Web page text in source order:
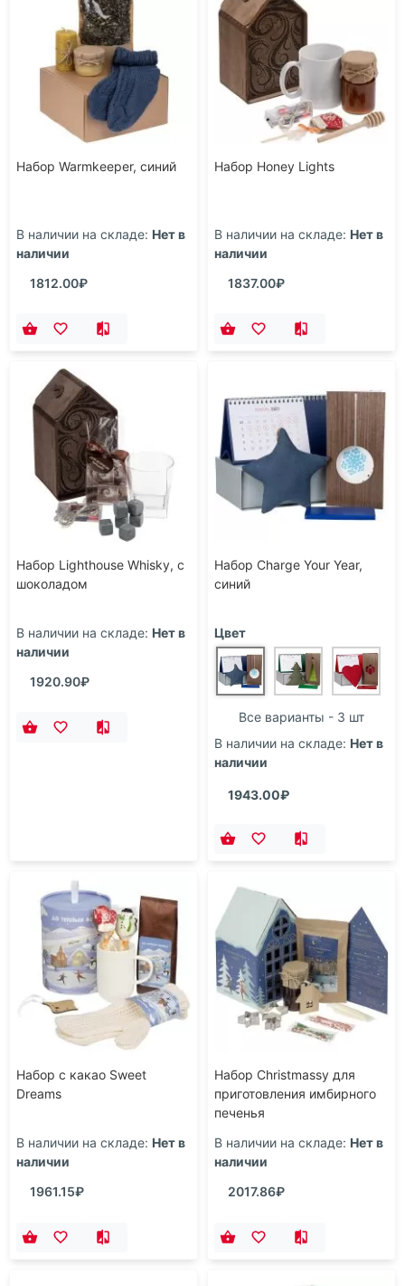
Набор Warmkeeper, синий
В наличии на складе: Нет в
наличии
1812.00₽
Набор Honey Lights
В наличии на складе: Нет в
наличии
1837.00₽
Набор Lighthouse Whisky, с
шоколадом
В наличии на складе: Нет в
наличии
1920.90₽
Набор Charge Your Year,
синий
Цвет
Все варианты - 3 шт
В наличии на складе: Нет в
наличии
1943.00₽
Набор с какао Sweet
Dreams
В наличии на складе: Нет в
наличии
1961.15₽
Набор Christmassy для
приготовления имбирного
печенья
В наличии на складе: Нет в
наличии
2017.86₽